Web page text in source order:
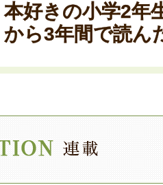
本好きの小学2年
から3年間で読ん